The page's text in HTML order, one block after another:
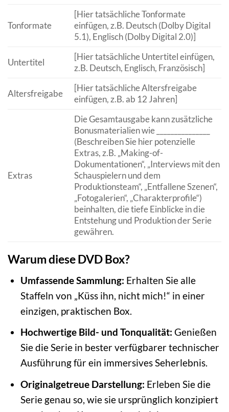
Tonformate
[Hier tatsächliche Tonformate
einfügen, z.B. Deutsch (Dolby Digital
5.1), Englisch (Dolby Digital 2.0)]
Untertitel
[Hier tatsächliche Untertitel einfügen,
z.B. Deutsch, Englisch, Französisch]
Altersfreigabe
[Hier tatsächliche Altersfreigabe
einfügen, z.B. ab 12 Jahren]
Extras
Die Gesamtausgabe kann zusätzliche
Bonusmaterialien wie _______________
(Beschreiben Sie hier potenzielle
Extras, z.B. „Making-of-
Dokumentationen“, „Interviews mit den
Schauspielern und dem
Produktionsteam“, „Entfallene Szenen“,
„Fotogalerien“, „Charakterprofile“)
beinhalten, die tiefe Einblicke in die
Entstehung und Produktion der Serie
gewähren.
Warum diese DVD Box?
Umfassende Sammlung: Erhalten Sie alle
Staffeln von „Küss ihn, nicht mich!“ in einer
einzigen, praktischen Box.
Hochwertige Bild- und Tonqualität: Genießen
Sie die Serie in bester verfügbarer technischer
Ausführung für ein immersives Seherlebnis.
Originalgetreue Darstellung: Erleben Sie die
Serie genau so, wie sie ursprünglich konzipiert